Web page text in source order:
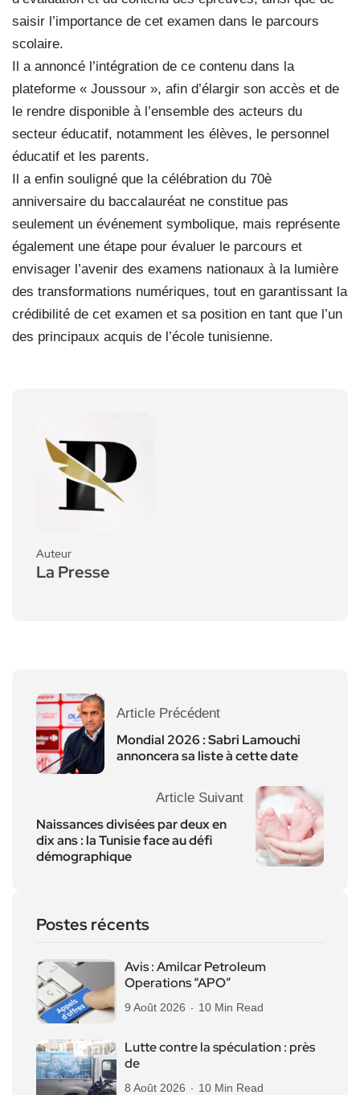
saisir l’importance de cet examen dans le parcours
scolaire.
Il a annoncé l’intégration de ce contenu dans la
plateforme « Joussour », afin d’élargir son accès et de
le rendre disponible à l’ensemble des acteurs du
secteur éducatif, notamment les élèves, le personnel
éducatif et les parents.
Il a enfin souligné que la célébration du 70è
anniversaire du baccalauréat ne constitue pas
seulement un événement symbolique, mais représente
également une étape pour évaluer le parcours et
envisager l’avenir des examens nationaux à la lumière
des transformations numériques, tout en garantissant la
crédibilité de cet examen et sa position en tant que l’un
des principaux acquis de l’école tunisienne.
Auteur
La Presse
Article Précédent
Mondial 2026 : Sabri Lamouchi
annoncera sa liste à cette date
Article Suivant
Naissances divisées par deux en
dix ans : la Tunisie face au défi
démographique
Postes récents
Avis : Amilcar Petroleum
Operations “APO”
9 Août 2026 10 Min Read
Lutte contre la spéculation : près
de
8 Août 2026 10 Min Read